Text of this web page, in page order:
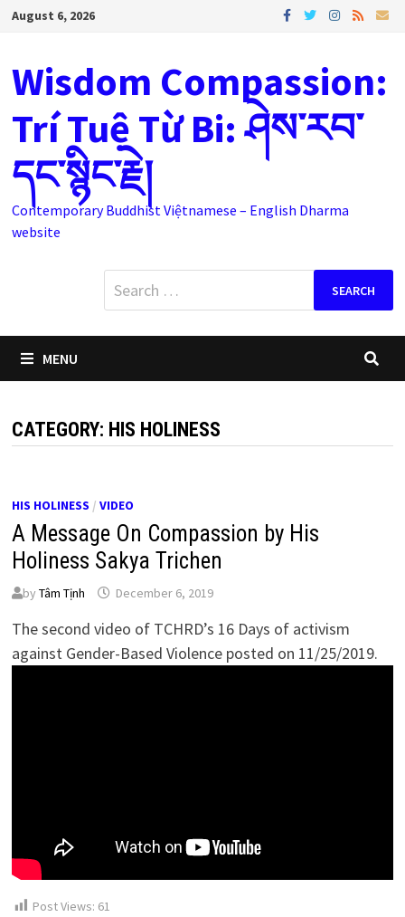
SkipAugust 6, 2026
Wisdom Compassion:
Trí Tuệ Từ Bi: ཤེས་རབ་
དང་སྙིང་རྗེ།
Contemporary Buddhist Việtnamese – English Dharma
website
Search
for:
MENU
CATEGORY: HIS HOLINESS
HIS HOLINESS / VIDEO
A Message On Compassion by His
Holiness Sakya Trichen
by Tâm Tịnh December 6, 2019
The second video of TCHRD’s 16 Days of activism
against Gender-Based Violence posted on 11/25/2019.
Post Views: 61